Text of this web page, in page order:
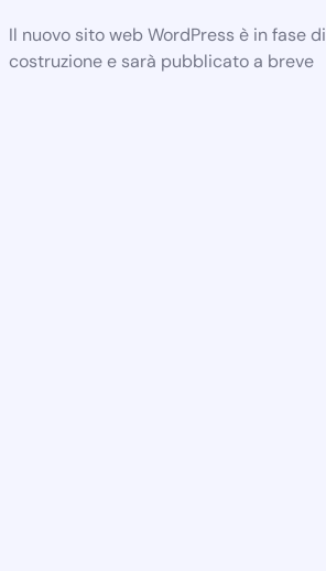
Il nuovo sito web WordPress è in fase di
costruzione e sarà pubblicato a breve